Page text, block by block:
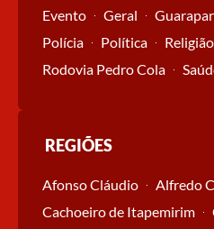
Evento
Geral
Polícia
Política
Religião
Rodovia Pedro Cola
REGIÕES
Afonso Cláudio Alfredo
Cachoeiro de Itapemirim